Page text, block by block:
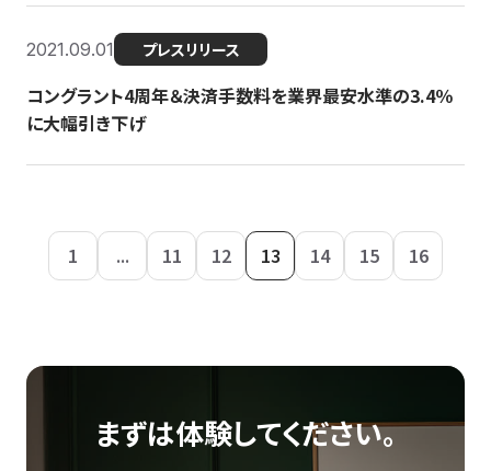
2021.09.01 プレスリリース
コングラント4周年＆決済手数料を業界最安水準の3.4％
に大幅引き下げ
1 ... 11 12 13 14 15 16
まずは体験してください。